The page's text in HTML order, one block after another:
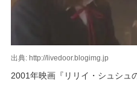
出典: http://livedoor.blogimg.jp
2001年映画『リリイ・シュシュ